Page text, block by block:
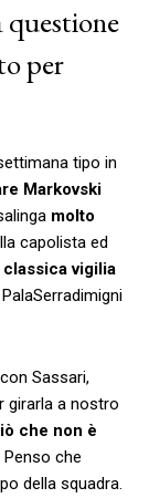
questione
per
tipo in
Markovski
molto
capolista ed
classica vigilia
Sassari,
girarla a nostro
che non è
che
della squadra.